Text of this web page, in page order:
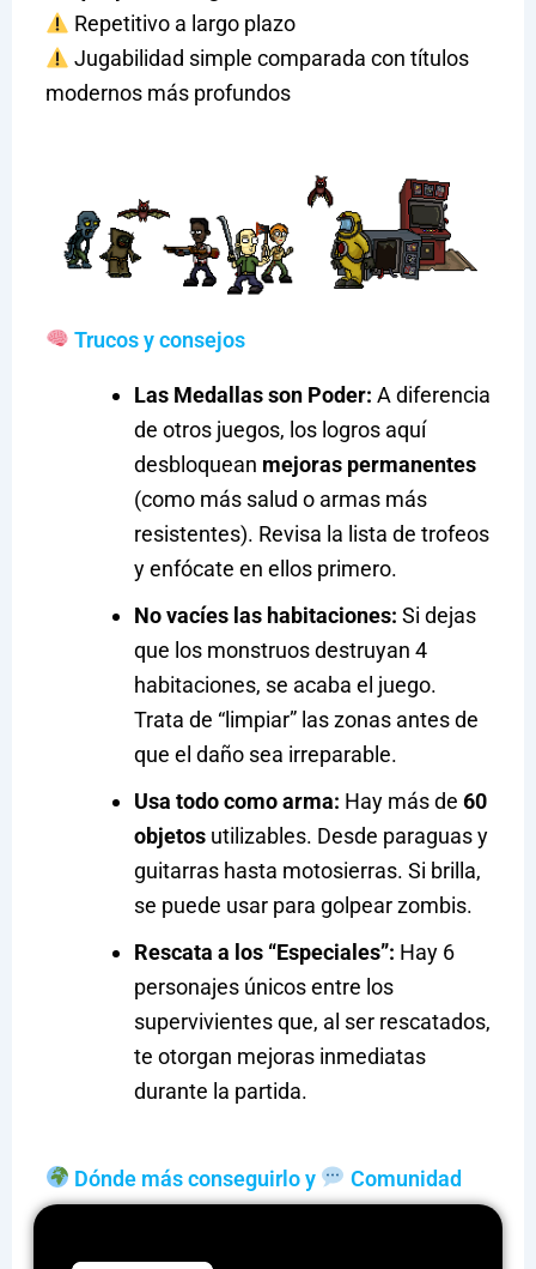
Repetitivo a largo plazo
Jugabilidad simple comparada con títulos
modernos más profundos
Trucos y consejos
Las Medallas son Poder: A diferencia
de otros juegos, los logros aquí
desbloquean mejoras permanentes
(como más salud o armas más
resistentes). Revisa la lista de trofeos
y enfócate en ellos primero.
No vacíes las habitaciones: Si dejas
que los monstruos destruyan 4
habitaciones, se acaba el juego.
Trata de “limpiar” las zonas antes de
que el daño sea irreparable.
Usa todo como arma: Hay más de 60
objetosutilizables. Desde paraguas y
guitarras hasta motosierras. Si brilla,
se puede usar para golpear zombis.
Rescata a los “Especiales”: Hay 6
personajes únicos entre los
supervivientes que, al ser rescatados,
te otorgan mejoras inmediatas
durante la partida.
Dónde más conseguirlo y Comunidad